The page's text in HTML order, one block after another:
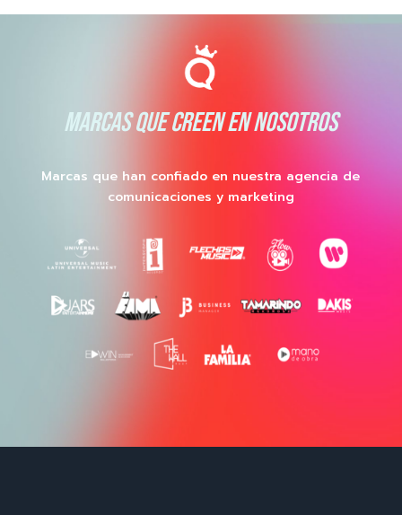
MARCAS QUE CREEN EN NOSOTROS
Marcas que han confiado en nuestra agencia de
comunicaciones y marketing